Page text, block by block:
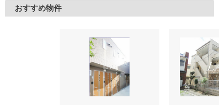
おすすめ物件